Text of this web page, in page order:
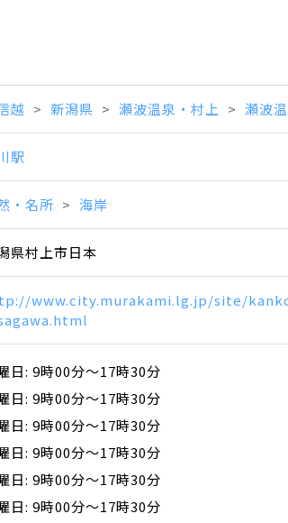
越 新潟県 瀬波温泉・村上 瀬波
駅
・名所 海岸
県村上市日本
www.city.murakami.lg.jp/site/
日: 9時00分～17時30分
日: 9時00分～17時30分
日: 9時00分～17時30分
日: 9時00分～17時30分
日: 9時00分～17時30分
日: 9時00分～17時30分